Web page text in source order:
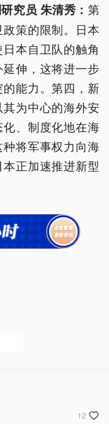
究员 朱清秀： 第
策的限制。日本
本自卫队的触角
伸，这将进一步
能力。第四，新
为中心的海外安
、制度化地在海
将军事权力向海
正加速推进新型
12